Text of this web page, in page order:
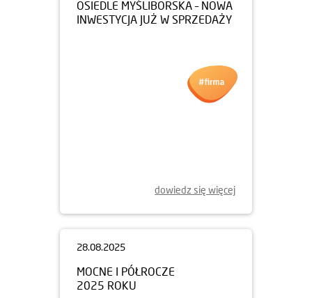
OSIEDLE MYŚLIBORSKA – NOWA
INWESTYCJA JUŻ W SPRZEDAŻY
dowiedz się więcej
28.08.2025
MOCNE I PÓŁROCZE
2025 ROKU